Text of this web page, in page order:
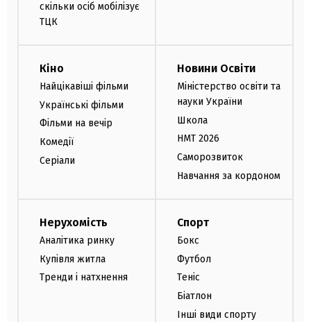
скільки осіб мобілізує
ТЦК
Кіно
Найцікавіші фільми
Українські фільми
Фільми на вечір
Комедії
Серіали
Новини Освіти
Міністерство освіти та
науки України
Школа
НМТ 2026
Саморозвиток
Навчання за кордоном
Нерухомість
Аналітика ринку
Купівля житла
Тренди і натхнення
Спорт
Бокс
Футбол
Теніс
Біатлон
Інші види спорту